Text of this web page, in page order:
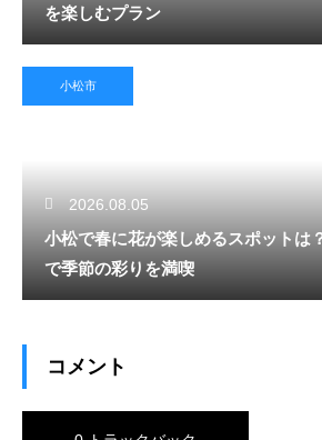
を楽しむプラン
小松市
2026.08.05
小松で春に花が楽しめるスポットは
で季節の彩りを満喫
コメント